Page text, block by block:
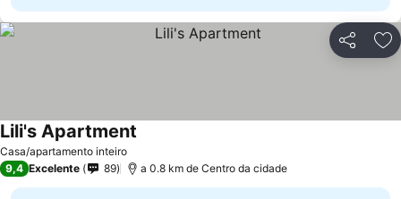
Partilhar
Casa/apartamento inteiro
Lili's Apartment
9,4 Excelente 89 a 0.8 km de Centro da cidade